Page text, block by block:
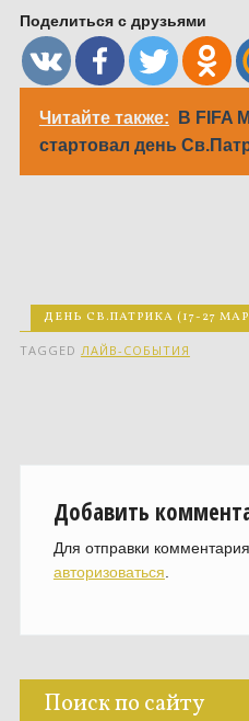
Поделиться с друзьями
Читайте также:
В FIFA
стартовал день
ДЕНЬ СВ.ПАТРИКА (17-27
TAGGED ЛАЙВ-СОБЫТИЯ
Добавить
Для отправки
авторизоваться.
Поиск по сайту